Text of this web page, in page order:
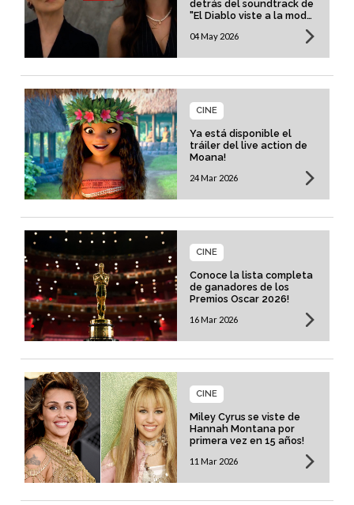
detrás del soundtrack de
"El Diablo viste a la moda
04 May 2026
Ya está disponible el
tráiler del live action de
Moana!
CINE
24 Mar 2026
Conoce la lista completa
de ganadores de los
Premios Oscar 2026!
CINE
16 Mar 2026
Miley Cyrus se viste de
Hannah Montana por
primera vez en 15 años!
CINE
11 Mar 2026